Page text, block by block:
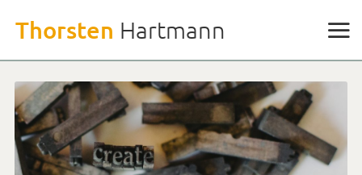
den
Inhalten
Thorsten Hartmann